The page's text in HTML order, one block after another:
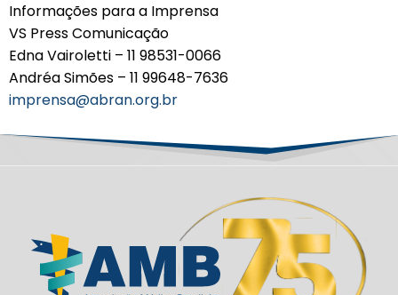
Informações para a Imprensa
VS Press Comunicação
Edna Vairoletti – 11 98531-0066
Andréa Simões – 11 99648-7636
imprensa@abran.org.br